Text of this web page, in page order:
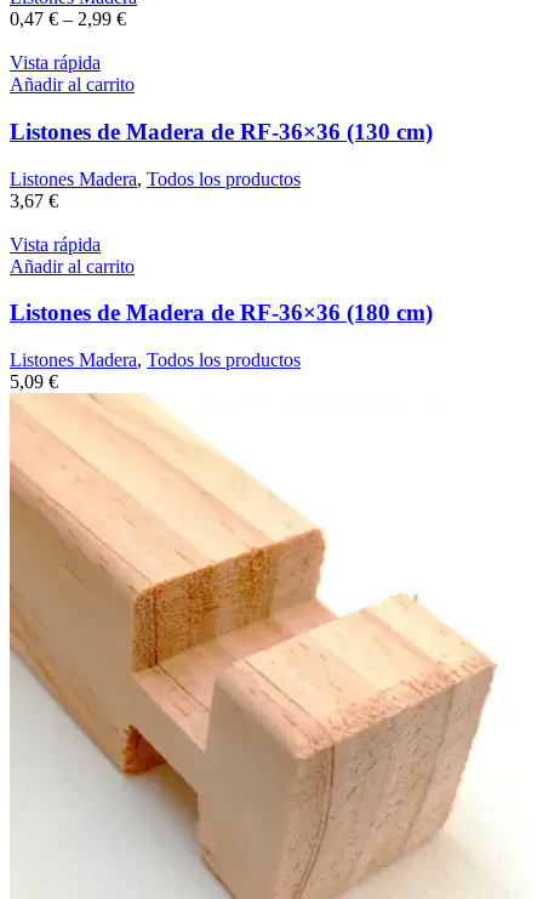
0,47 € – 2,99 €
Vista rápida
Añadir al carrito
Listones de Madera de RF-36×36 (130 cm)
Listones Madera, Todos los productos
3,67 €
Vista rápida
Añadir al carrito
Listones de Madera de RF-36×36 (180 cm)
Listones Madera, Todos los productos
5,09 €